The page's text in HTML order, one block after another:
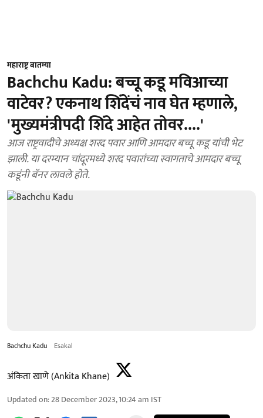
महाराष्ट्र बातम्या
Bachchu Kadu: बच्चू कडू मविआच्या
वाटेवर? एकनाथ शिंदेंचं नाव घेत म्हणाले,
'मुख्यमंत्रीपदी शिंदे आहेत तोवर....'
आज राष्ट्रवादीचे अध्यक्ष शरद पवार आणि आमदार बच्चू कडू यांची भेट
झाली. या दरम्यान चांदूरमध्ये शरद पवारांच्या स्वागताचे आमदार बच्चू
कडूंनी बॅनर लावले होते.
Bachchu Kadu Esakal
अंकिता खाणे (Ankita Khane)
Updated on:28 December 2023, 10:24 am IST